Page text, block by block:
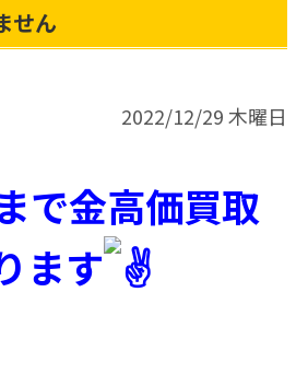
せん
2022/12/29 木曜日
で金高価買取
ます